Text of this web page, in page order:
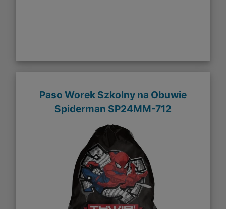
Paso Worek Szkolny na Obuwie
Spiderman SP24MM-712